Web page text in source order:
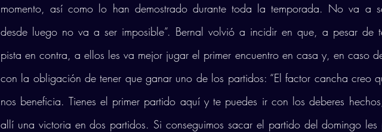
momento, así como lo han demostrado durante toda la temporada. No va a
desde luego no va a ser imposible”. Bernal volvió a incidir en que, a pesar de
pista en contra, a ellos les va mejor jugar el primer encuentro en casa y, en caso
con la obligación de tener que ganar uno de los partidos: “El factor cancha creo
nos beneficia. Tienes el primer partido aquí y te puedes ir con los deberes
allí una victoria en dos partidos. Si conseguimos sacar el partido del domingo les